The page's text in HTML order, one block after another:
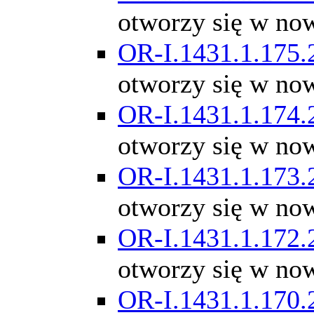
otworzy się w
OR-
otworzy się w
OR-
otworzy się w
OR-
otworzy się w
OR-
otworzy się w
OR-